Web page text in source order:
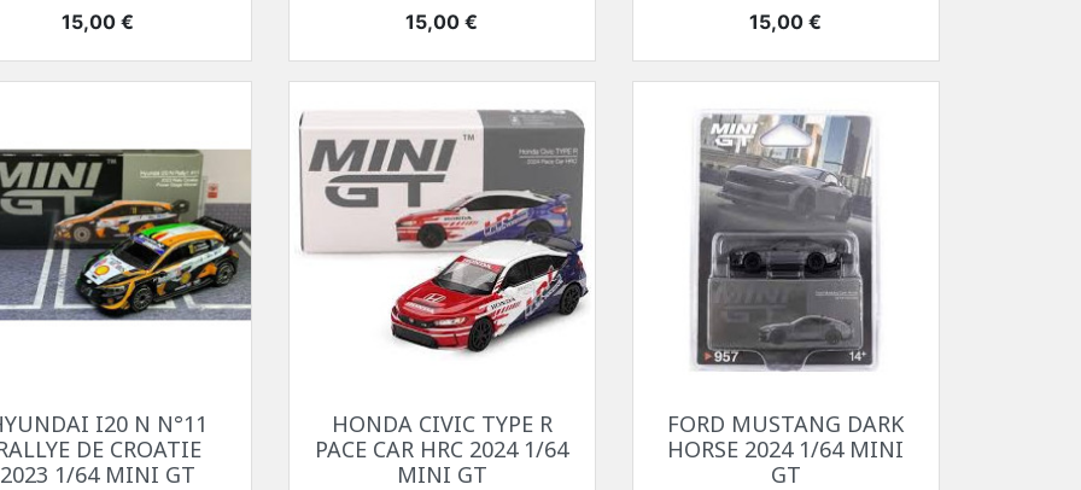
Prix
15,00 € Prix
15,00 € Prix
15,00 €
Aperçu rapide
I20 N N°11
DE CROATIE
2023 1/64 MINI GT
Aperçu rapide
HONDA CIVIC TYPE R
PACE CAR HRC 2024 1/64
MINI GT
Aperçu rapide
FORD MUSTANG DARK
HORSE 2024 1/64 MINI
GT